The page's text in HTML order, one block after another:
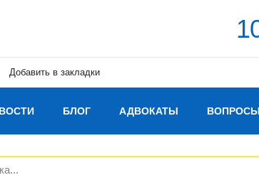
Добавить в закладки
БЛОГ АДВОКАТЫ